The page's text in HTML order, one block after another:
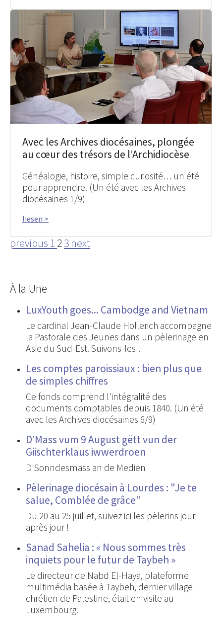
Avec les Archives diocésaines, plongée
au cœur des trésors de l’Archidiocèse
Généalogie, histoire, simple curiosité… un été
pour apprendre. (Un été avec les Archives
diocésaines 1/9)
liesen >
previous 1 23 next
À la Une
LuxYouth goes... Cambodge and Vietnam
Le cardinal Jean-Claude Hollerich accompagne
la Pastorale des Jeunes dans un pèlerinage en
Asie du Sud-Est. Suivons-les !
Les comptes paroissiaux : bien plus que
de simples chiffres
Ce fonds comprend l'intégralité des
documents comptables depuis 1840. (Un été
avec les Archives diocésaines 6/9)
D’Mass vum 9 August gëtt vun der
Giischterklaus iwwerdroen
D'Sonndesmass an de Medien
Pèlerinage diocésain à Lourdes : "Je te
salue, Comblée de grâce"
Du 20 au 25 juillet, suivez ici les pèlerins jour
après jour !
Sanad Sahelia : « Nous sommes très
inquiets pour le futur de Taybeh »
Le directeur de Nabd El-Haya, plateforme
multimédia basée à Taybeh, dernier village
chrétien de Palestine, était en visite au
Luxembourg.